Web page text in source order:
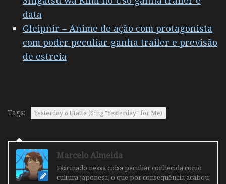
data
Gleipnir – Anime de ação com protagonista
com poder peculiar ganha trailer e previsão
de estreia
Tags: Yesterday o Utatte (Sing "Yesterday" for Me)
Marcelo Almeida
Fascinado nessa coisa peculiar conhecida como
cultura japonesa, o que por consequência acabou